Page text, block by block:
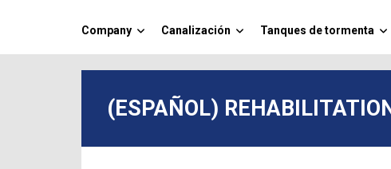
Company Canalización Tanques de tormenta
(ESPAÑOL) REHABILITATION